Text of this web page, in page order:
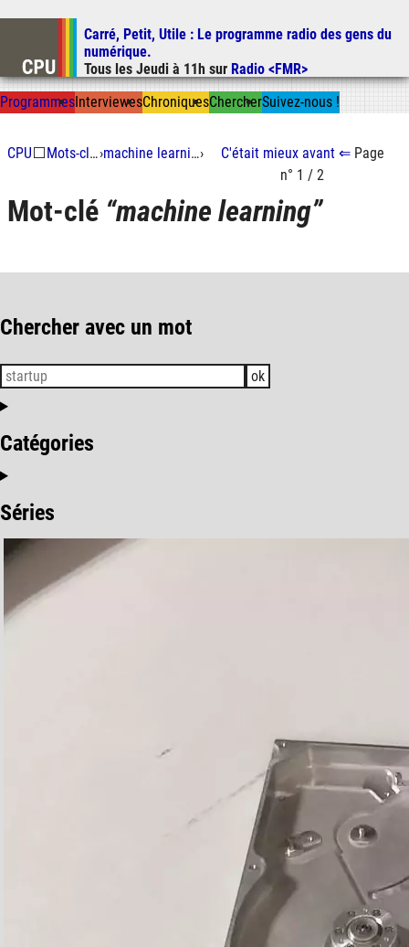
Aller au contenu
Aller à la recherche
Carré, Petit, Utile : Le programme radio des gens du
numérique.
Tous les Jeudi à 11h sur Radio <FMR>
ProgrammesInterviewesChroniquesChercherSuivez-nous !
CPU⬜ Mots-clés› machine learning› C'était mieuxavant ⇐ Page
n° 1 / 2
Mot-clé machine learning
Chercher avec un mot
ok
Catégories
Séries